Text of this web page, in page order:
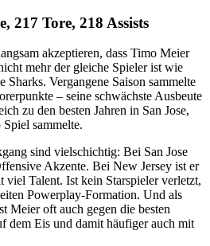
217 Tore, 218 Assists
akzeptieren, dass Timo Meier
mehr der gleiche Spieler ist wie
Sharks. Vergangene Saison sammelte
– seine schwächste Ausbeute
zu den besten Jahren in San Jose,
sammelte.
sind vielschichtig: Bei San Jose
Akzente. Bei New Jersey ist er
viel Talent. Ist kein Starspieler verletzt,
Powerplay-Formation. Und als
Meier oft auch gegen die besten
dem Eis und damit häufiger auch mit